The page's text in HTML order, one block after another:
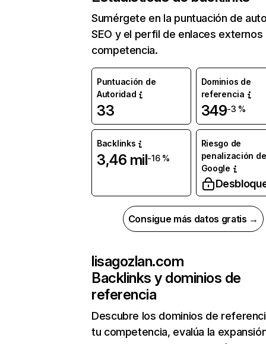
Sumérgete en la puntuación de
SEO y el perfil de enlaces externos
competencia.
Puntuación de
Autoridad
33
Dominios de
referencia
349-3 %
Backlinks
3,46 mil-16 %
Riesgo de
penalización de
Google
Consigue más datos gratis →
lisagozlan.com
Backlinks y dominios de
referencia
Descubre los dominios de
tu competencia, evalúa la